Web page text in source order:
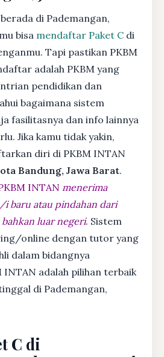
di Pademangan,
bisa mendaftar Paket C di
Tapi pastikan PKBM
adalah PKBM yang
pendidikan dan
bagaimana sistem
fasilitasnya dan info lainnya
Jika kamu tidak yakin,
diri di PKBM INTAN
Bandung, Jawa Barat.
INTAN menerima
i baru atau pindahan dari
luar negeri. Sistem
online dengan tutor yang
dalam bidangnya
INTAN adalah pilihan terbaik
di Pademangan,
C di